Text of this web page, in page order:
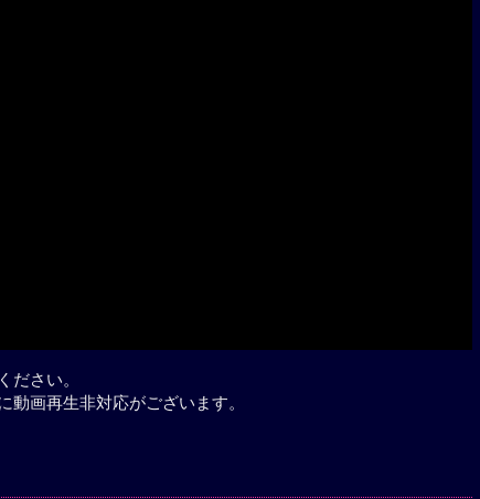
ださい。
画再生非対応がございます。